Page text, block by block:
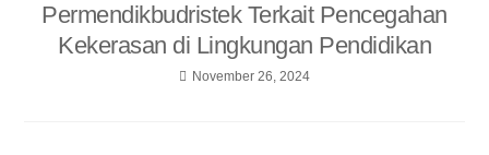
Permendikbudristek Terkait Pencegahan
Kekerasan di Lingkungan Pendidikan
November 26, 2024